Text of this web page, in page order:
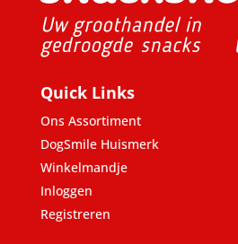
Quick Links
Ons Assortiment
DogSmile Huismerk
Winkelmandje
Inloggen
Registreren